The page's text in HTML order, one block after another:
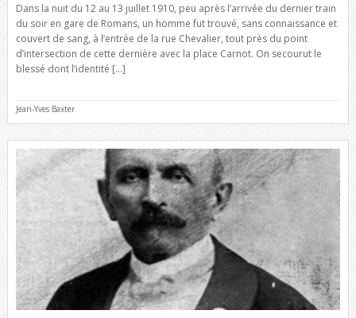
Dans la nuit du 12 au 13 juillet 1910, peu après l’arrivée du dernier train
du soir en gare de Romans, un homme fut trouvé, sans connaissance et
couvert de sang, à l’entrée de la rue Chevalier, tout près du point
d’intersection de cette dernière avec la place Carnot. On secourut le
blessé dont l’identité […]
Jean-Yves Baxter